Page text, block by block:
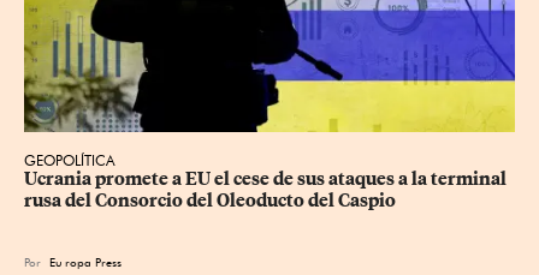
GEOPOLÍTICA
Ucrania promete a EU el cese de sus ataques a la terminal
rusa del Consorcio del Oleoducto del Caspio
Por Eu ropa Press